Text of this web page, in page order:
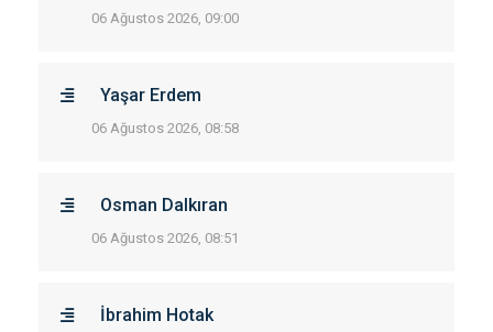
06 Ağustos 2026, 09:00
Yaşar Erdem
06 Ağustos 2026, 08:58
Osman Dalkıran
06 Ağustos 2026, 08:51
İbrahim Hotak